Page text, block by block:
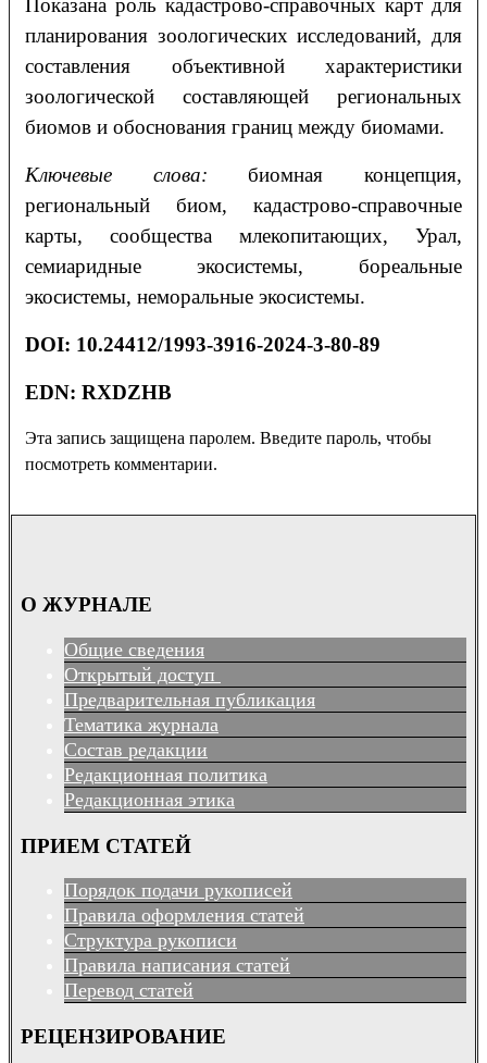
планирования зоологических исследований, для
составления объективной характеристики
зоологической составляющей региональных
биомов и обоснования границ между биомами.
Ключевые слова:биомная концепция,
региональный биом, кадастрово-справочные
карты, сообщества млекопитающих, Урал,
семиаридные экосистемы, бореальные
экосистемы, неморальные экосистемы.
DOI: 10.24412/1993-3916-2024-3-80-89
EDN: RXDZHB
Эта запись защищена паролем. Введите пароль, чтобы
посмотреть комментарии.
О ЖУРНАЛЕ
Общие сведения
Открытый доступ
Предварительная публикация
Тематика журнала
Состав редакции
Редакционная политика
Редакционная этика
ПРИЕМ СТАТЕЙ
Порядок подачи рукописей
Правила оформления статей
Структура рукописи
Правила написания статей
Перевод статей
РЕЦЕНЗИРОВАНИЕ